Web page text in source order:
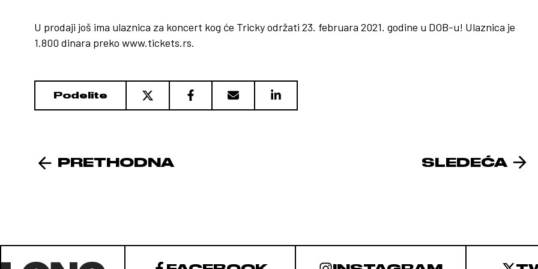
U prodaji još ima ulaznica za koncert kog će Tricky održati 23. februara 2021. godine u DOB-u! Ulaznica je
1.800 dinara preko www.tickets.rs.
Podelite
PRETHODNA SLEDEĆA